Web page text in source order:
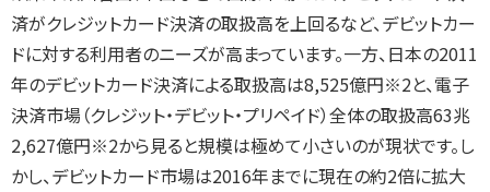
済がクレジットカード決済の取扱高を上回るなど、デビットカー
ドに対する利用者のニーズが高まっています。一方、日本の2011
年のデビットカード決済による取扱高は8,525億円※2と、電子
決済市場（クレジット・デビット・プリペイド）全体の取扱高63兆
2,627億円※2から見ると規模は極めて小さいのが現状です。し
かし、デビットカード市場は2016年までに現在の約2倍に拡大